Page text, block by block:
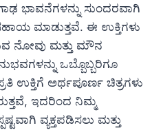
ಭಾವನೆಗಳನ್ನು ಸುಂದರವಾಗಿ
ಮಾಡುತ್ತವೆ. ಈ ಉಕ್ತಿಗಳು
ನೋವು ಮತ್ತು ಮೌನ
ಒಬ್ಬೊಬ್ಬರಿಗೂ
ಉಕ್ತಿಗೆ ಅರ್ಥಪೂರ್ಣ ಚಿತ್ರಗಳು
ಇದರಿಂದ ನಿಮ್ಮ
ವ್ಯಕ್ತಪಡಿಸಲು ಮತ್ತು